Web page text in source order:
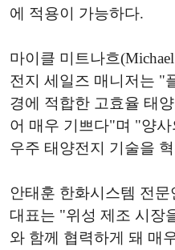
에 적용이 가능하다.
마이클 미트나흐
전지 세일즈 매니저는 "
경에 적합한 고효율 태
어 매우 기쁘다"며 "양
우주 태양전지 기술을
안태훈 한화시스템 전
대표는 "위성 제조 시장
와 함께 협력하게 돼 매